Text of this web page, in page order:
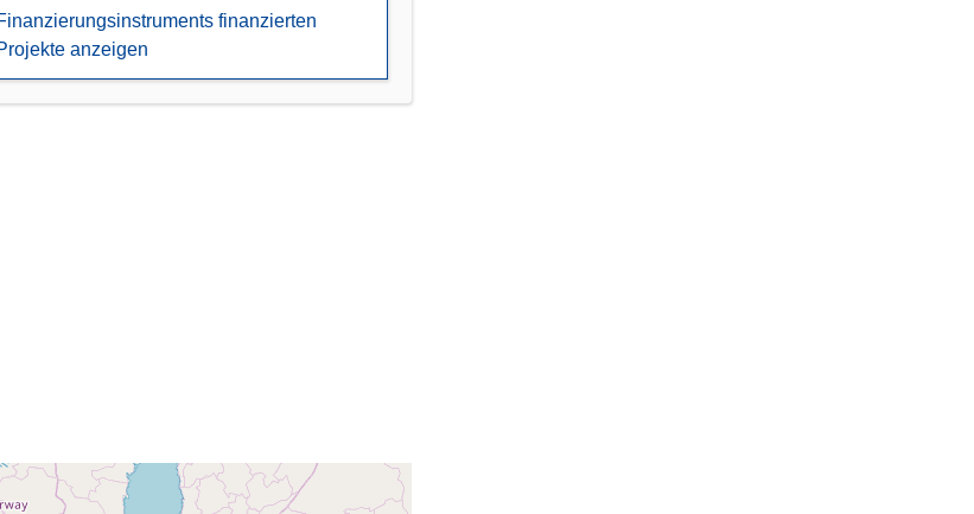
finanzierten
anzeigen